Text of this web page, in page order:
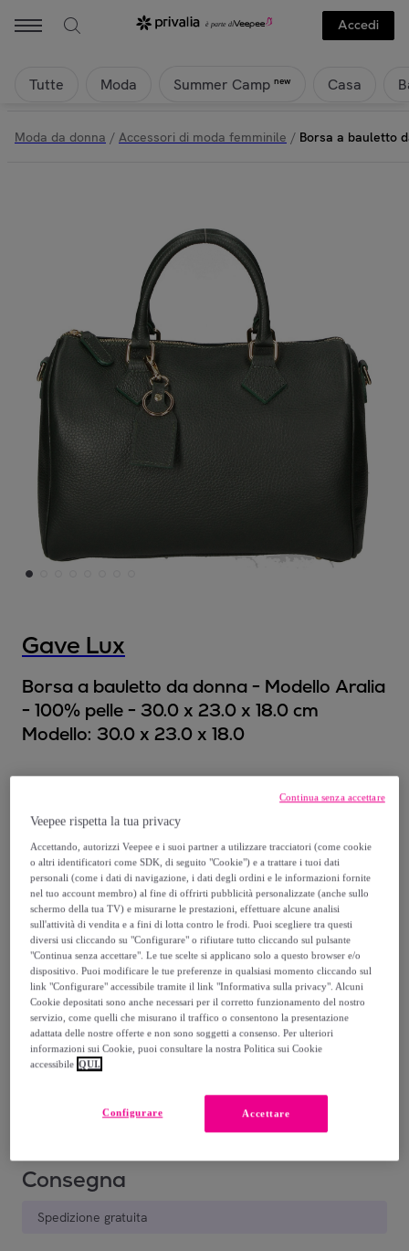
Accedi
Tutte Moda Summer Camp new Casa
Moda da donna / Accessori di moda femminile / Borsa a bauletto
Gave Lux
Borsa a bauletto da donna - Modello Aralia
- 100% pelle - 30.0 x 23.0 x 18.0 cm
Modello: 30.0 x 23.0 x 18.0
75,00 €
296,50 €
-74%
NERO
VERDE
SCURO
MARRONE
Venduto daGave Lux
Consegna
Spedizione gratuita
Veepee rispetta la tua privacy
Accettando, autorizzi Veepee e i suoi partner a utilizzare tracciatori (come cookie
o altri identificatori come SDK, di seguito "Cookie") e a trattare i tuoi dati
personali (come i dati di navigazione, i dati degli ordini e le informazioni fornite
nel tuo account membro) al fine di offrirti pubblicità personalizzate (anche sullo
schermo della tua TV) e misurarne le prestazioni, effettuare alcune analisi
sull'attività di vendita e a fini di lotta contro le frodi. Puoi scegliere tra questi
diversi usi cliccando su "Configurare" o rifiutare tutto cliccando sul pulsante
"Continua senza accettare". Le tue scelte si applicano solo a questo browser e/o
dispositivo. Puoi modificare le tue preferenze in qualsiasi momento cliccando sul
link "Configurare" accessibile tramite il link "Informativa sulla privacy". Alcuni
Cookie depositati sono anche necessari per il corretto funzionamento del nostro
servizio, come quelli che misurano il traffico o consentono la presentazione
adattata delle nostre offerte e non sono soggetti a consenso. Per ulteriori
informazioni sui Cookie, puoi consultare la nostra Politica sui Cookie
accessibile QUI.
Accettare
Configurare
Continua senza accettare